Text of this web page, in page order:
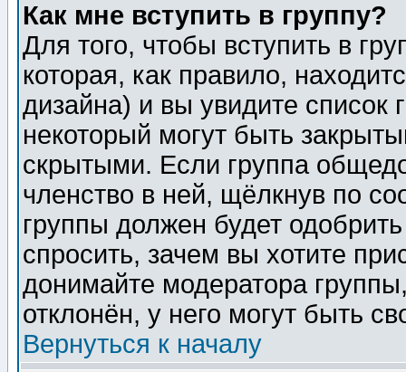
Как мне вступить в группу?
Для того, чтобы вступить в
которая, как правило,
дизайна) и вы увидите список
некоторый могут быть
скрытыми. Если группа
членство в ней, щёлкнув по
группы должен будет
спросить, зачем вы хотите
донимайте модератора
отклонён, у него могут быть
Вернуться к началу